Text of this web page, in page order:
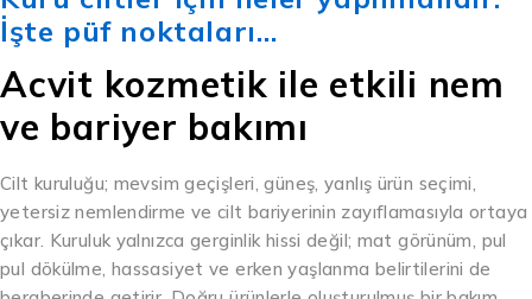
İşte püf noktaları…
Acvit kozmetik ile etkili nem
ve bariyer bakımı
Cilt kuruluğu; mevsim geçişleri, güneş, yanlış ürün seçimi,
yetersiz nemlendirme ve cilt bariyerinin zayıflamasıyla ortaya
çıkar. Kuruluk yalnızca gerginlik hissi değil; mat görünüm, pul
pul dökülme, hassasiyet ve erken yaşlanma belirtilerini de